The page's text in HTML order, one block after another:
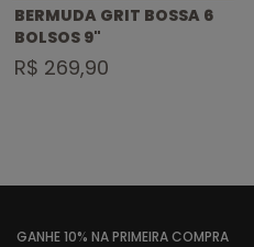
BERMUDA GRIT BOSSA 6
BOLSOS 9"
R$ 269,90
GANHE 10% NA PRIMEIRA COMPRA